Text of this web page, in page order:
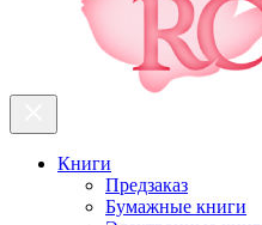
Книги
Предзаказ
Бумажные книги